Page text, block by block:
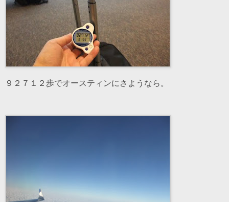
９２７１２歩でオースティンにさようなら。